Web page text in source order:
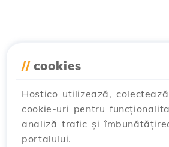
// cookies
Hostico utilizează,
cookie-uri pentru
analiză trafic și
portalului.